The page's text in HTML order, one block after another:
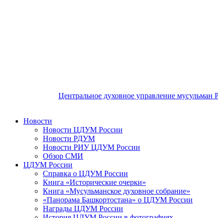
Центральное духовное управление мусульман
Новости
Новости ЦДУМ России
Новости РДУМ
Новости РИУ ЦДУМ России
Обзор СМИ
ЦДУМ России
Справка о ЦДУМ России
Книга «Исторические очерки»
Книга «Мусульманское духовное собрание»
«Панорама Башкортостана» о ЦДУМ России
Награды ЦДУМ России